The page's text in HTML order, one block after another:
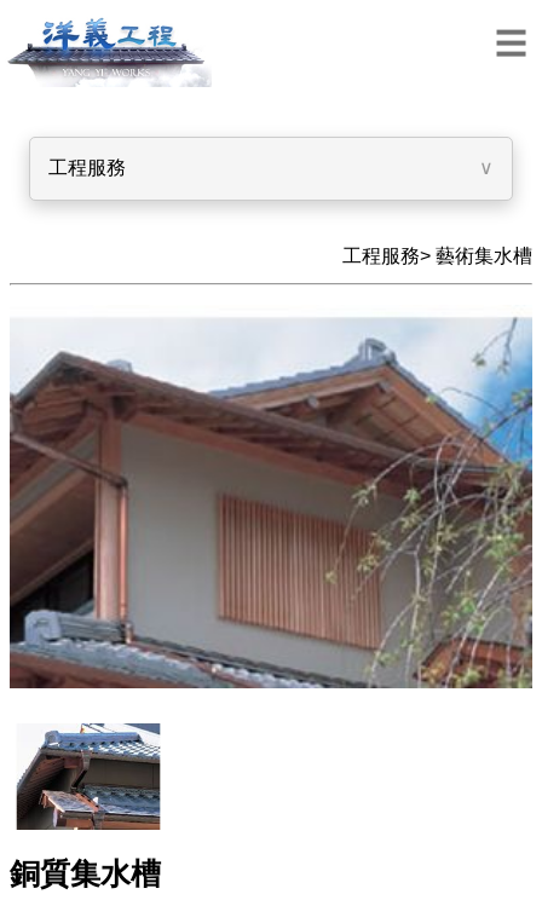
工程服務 ∨
工程服務> 藝術集水槽
銅質集水槽